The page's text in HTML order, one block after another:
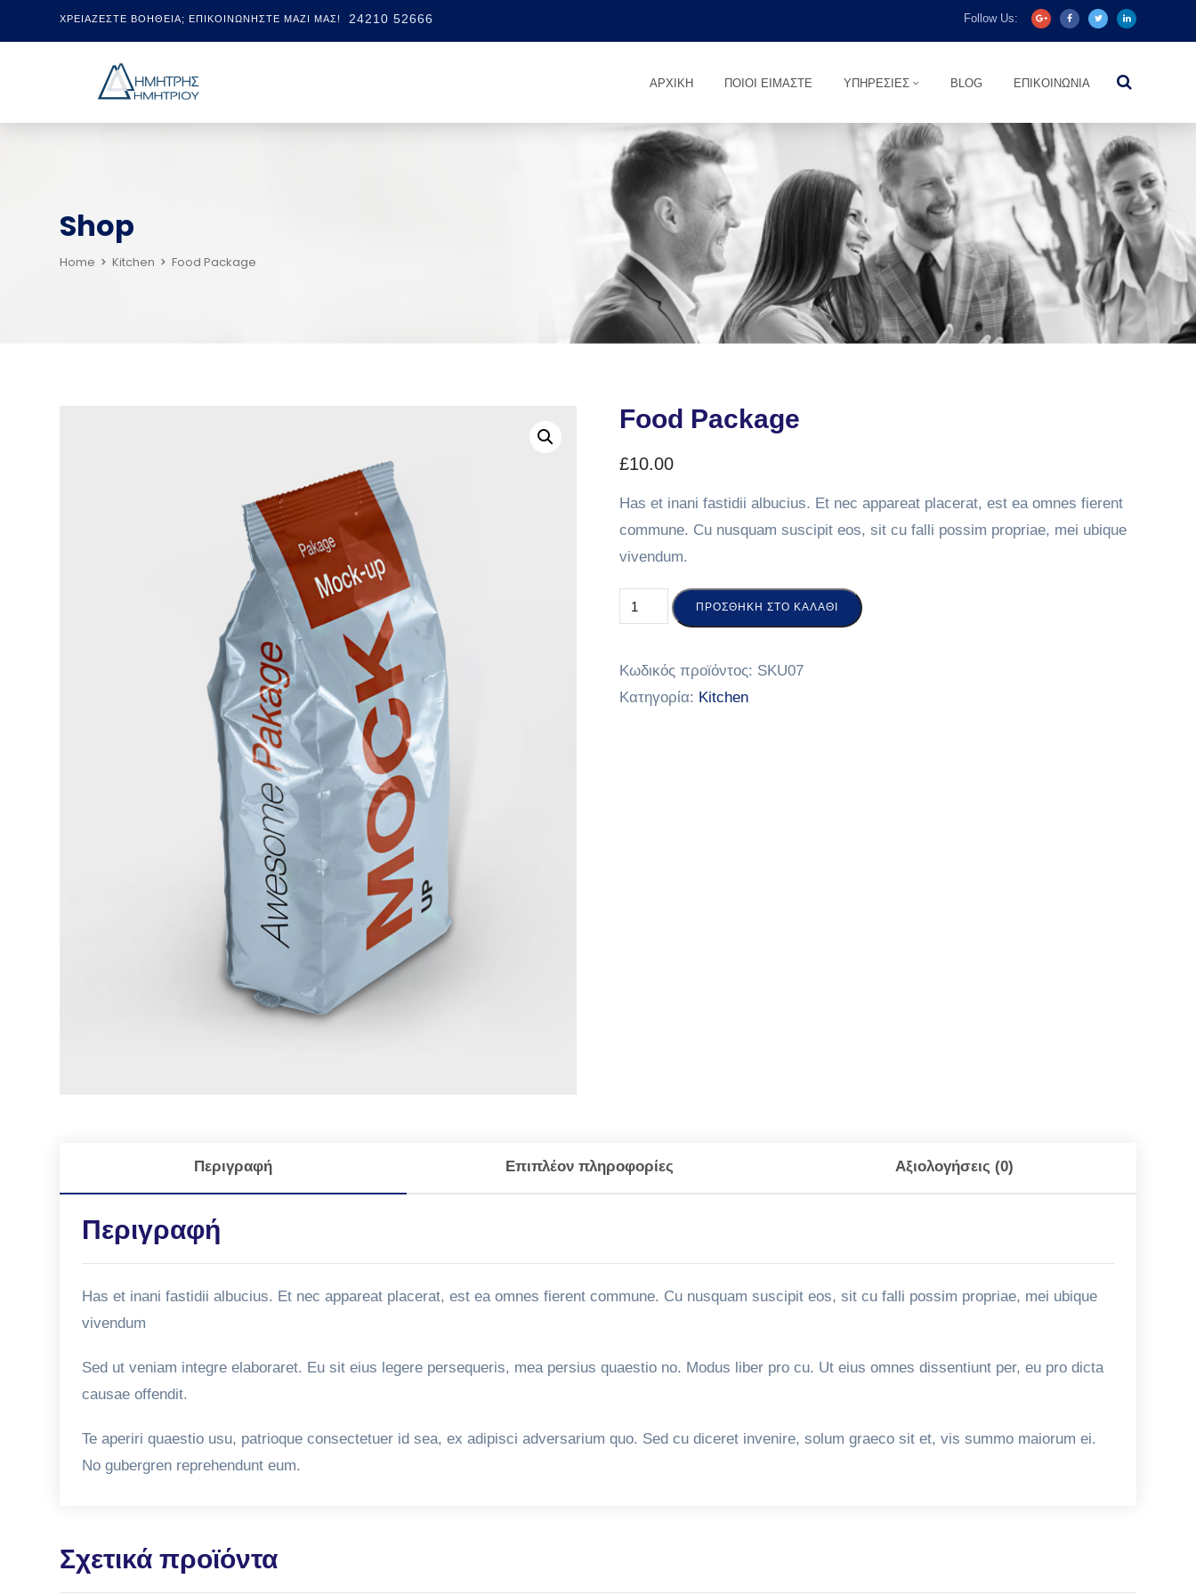
ΧΡΕΙΆΖΕΣΤΕ ΒΟΉΘΕΙΑ; ΕΠΙΚΟΙΝΩΝΉΣΤΕ ΜΑΖΊ ΜΑΣ! 24210 52666 Follow Us:
ΑΡΧΙΚΉ ΠΟΙΟΙ ΕΊΜΑΣΤΕ ΥΠΗΡΕΣΊΕΣ BLOG ΕΠΙΚΟΙΝΩΝΊΑ
Shop
Home Kitchen Food Package
Food Package
£10.00
Has et inani fastidii albucius. Et nec appareat placerat, est ea omnes fierent
commune. Cu nusquam suscipit eos, sit cu falli possim propriae, mei ubique
vivendum.
ΠΡΟΣΘΉΚΗ ΣΤΟ ΚΑΛΆΘΙ
Κωδικός προϊόντος: SKU07
Κατηγορία: Kitchen
Περιγραφή Επιπλέον πληροφορίες Αξιολογήσεις (0)
Περιγραφή
Has et inani fastidii albucius. Et nec appareat placerat, est ea omnes fierent commune. Cu nusquam suscipit eos, sit cu falli possim propriae, mei ubique
vivendum
Sed ut veniam integre elaboraret. Eu sit eius legere persequeris, mea persius quaestio no. Modus liber pro cu. Ut eius omnes dissentiunt per, eu pro dicta
causae offendit.
Te aperiri quaestio usu, patrioque consectetuer id sea, ex adipisci adversarium quo. Sed cu diceret invenire, solum graeco sit et, vis summo maiorum ei.
No gubergren reprehendunt eum.
Σχετικά προϊόντα